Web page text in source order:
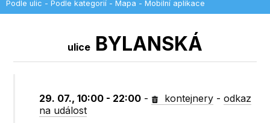
Podle ulic - Podle kategorií - Mapa - Mobilní aplikace
ulice BYLANSKÁ
29. 07., 10:00 - 22:00 - kontejnery -odkaz
na událost